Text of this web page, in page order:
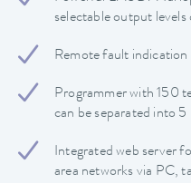
selectable output
Remote fault
Programmer with 150
can be separated into 5
Integrated web server
area networks via PC,